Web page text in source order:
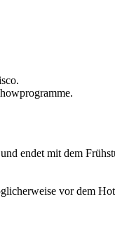
endet mit dem
vor dem